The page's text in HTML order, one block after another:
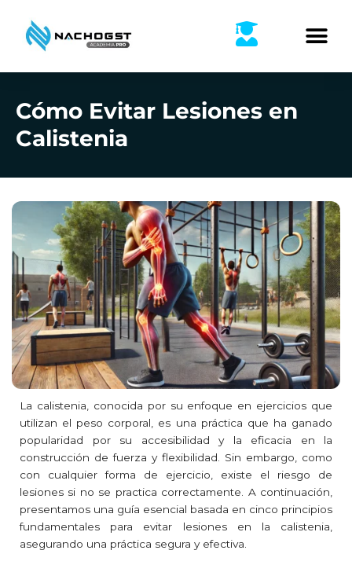
contenido
Cómo Evitar Lesiones en
Calistenia
La calistenia, conocida por su enfoque en ejercicios que
utilizan el peso corporal, es una práctica que ha ganado
popularidad por su accesibilidad y la eficacia en la
construcción de fuerza y flexibilidad. Sin embargo, como
con cualquier forma de ejercicio, existe el riesgo de
lesiones si no se practica correctamente. A continuación,
presentamos una guía esencial basada en cinco principios
fundamentales para evitar lesiones en la calistenia,
asegurando una práctica segura y efectiva.